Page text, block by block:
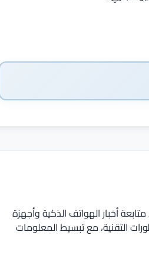
التقني منذ عام 2013، ويتخصص في متابعة أخبار الهواتف الذكية وأجهزة
التقنية، مع تبسيط المعلومات